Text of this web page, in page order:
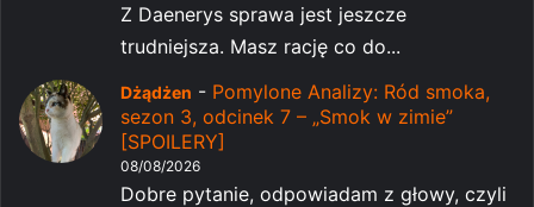
Z Daenerys sprawa jest jeszcze
trudniejsza. Masz rację co do...
Dżądżen - Pomylone Analizy: Ród smoka,
sezon 3, odcinek 7 – „Smok w zimie”
[SPOILERY]
08/08/2026
Dobre pytanie, odpowiadam z głowy, czyli